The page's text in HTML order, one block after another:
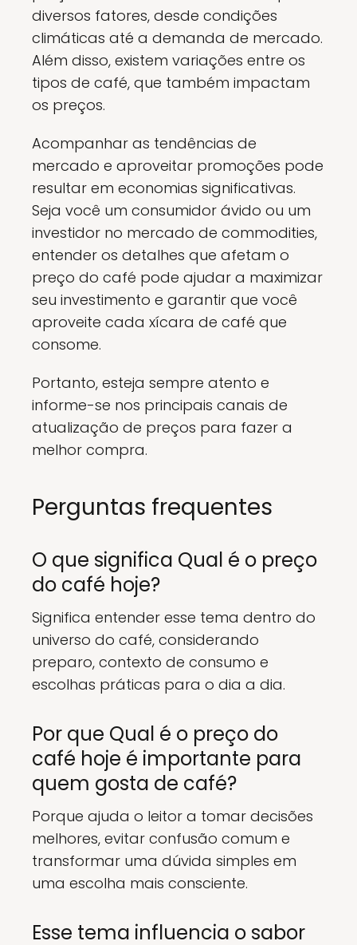
diversos fatores, desde condições
climáticas até a demanda de mercado.
Além disso, existem variações entre os
tipos de café, que também impactam
os preços.
Acompanhar as tendências de
mercado e aproveitar promoções pode
resultar em economias significativas.
Seja você um consumidor ávido ou um
investidor no mercado de commodities,
entender os detalhes que afetam o
preço do café pode ajudar a maximizar
seu investimento e garantir que você
aproveite cada xícara de café que
consome.
Portanto, esteja sempre atento e
informe-se nos principais canais de
atualização de preços para fazer a
melhor compra.
Perguntas frequentes
O que significa Qual é o preço
do café hoje?
Significa entender esse tema dentro do
universo do café, considerando
preparo, contexto de consumo e
escolhas práticas para o dia a dia.
Por que Qual é o preço do
café hoje é importante para
quem gosta de café?
Porque ajuda o leitor a tomar decisões
melhores, evitar confusão comum e
transformar uma dúvida simples em
uma escolha mais consciente.
Esse tema influencia o sabor